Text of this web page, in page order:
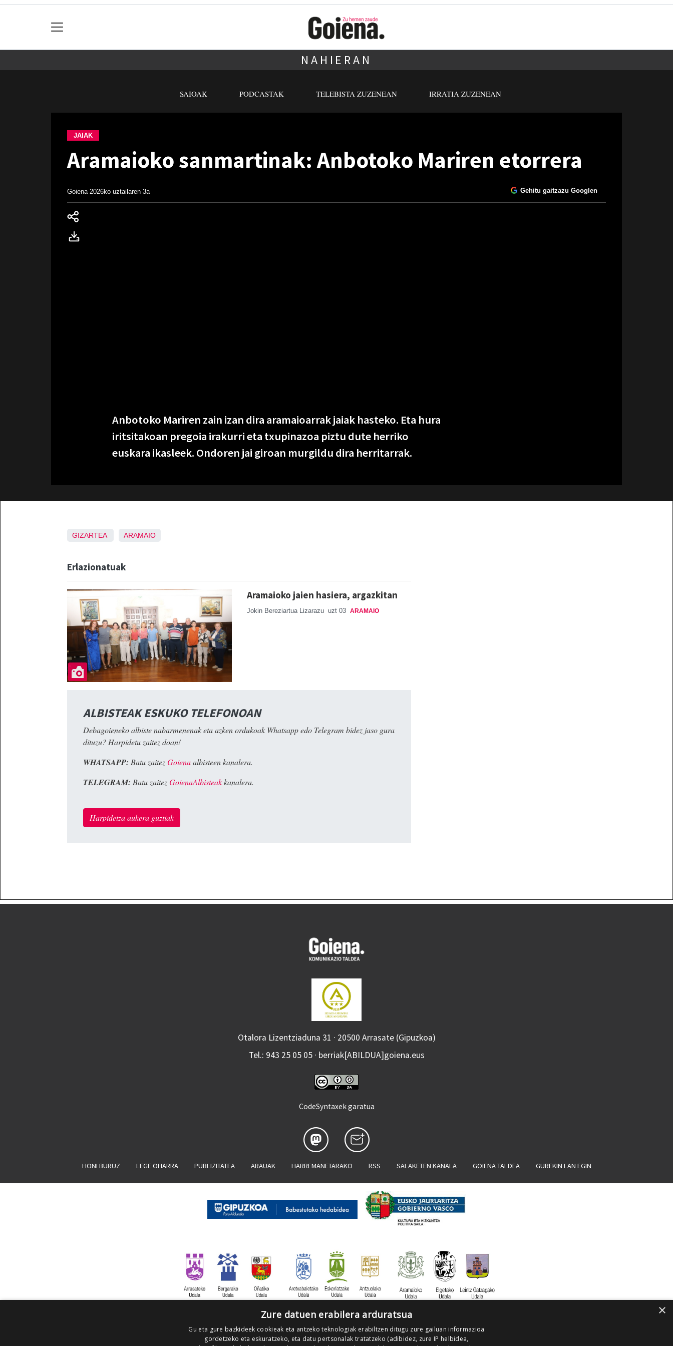
NAHIERAN
SAIOAK PODCASTAK TELEBISTA ZUZENEAN IRRATIA ZUZENEAN
JAIAK
Aramaioko sanmartinak: Anbotoko Mariren etorrera
Goiena 2026ko uztailaren 3a Gehitu gaitzazu Googlen
Anbotoko Mariren zain izan dira aramaioarrak jaiak hasteko. Eta hura
iritsitakoan pregoia irakurri eta txupinazoa piztu dute herriko
euskara ikasleek. Ondoren jai giroan murgildu dira herritarrak.
GIZARTEA ARAMAIO
Erlazionatuak
Aramaioko jaien hasiera, argazkitan
Jokin Bereziartua Lizarazu uzt 03 ARAMAIO
ALBISTEAK ESKUKO TELEFONOAN
Debagoieneko albiste nabarmenenak eta azken ordukoak Whatsapp edo Telegram bidez jaso gura
dituzu? Harpidetu zaitez doan!
WHATSAPP: Batu zaitezGoienaalbisteen kanalera.
TELEGRAM: Batu zaitezGoienaAlbisteakkanalera.
Harpidetza aukera guztiak
Otalora Lizentziaduna 31 · 20500 Arrasate (Gipuzkoa)
Tel.: 943 25 05 05 · berriak[ABILDUA]goiena.eus
CodeSyntaxek garatua
HONI BURUZ LEGE OHARRA PUBLIZITATEA ARAUAK HARREMANETARAKO RSS SALAKETEN KANALA GOIENA TALDEA GUREKIN LAN EGIN
×
Zure datuen erabilera arduratsua
Gu eta gure bazkideek cookieak eta antzeko teknologiak erabiltzen ditugu zure gailuan informazioa
gordetzeko eta eskuratzeko, eta datu pertsonalak tratatzeko (adibidez, zure IP helbidea,